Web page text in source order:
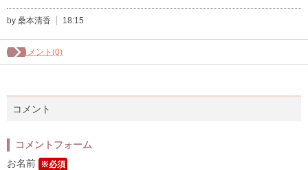
by 桑本清香 18:15
コメント(0)
コメント
コメントフォーム
お名前 ※必須